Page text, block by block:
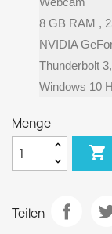
8 GB RAM ,
NVIDIA
Thunderbolt
Windows 10
Menge

Teilen